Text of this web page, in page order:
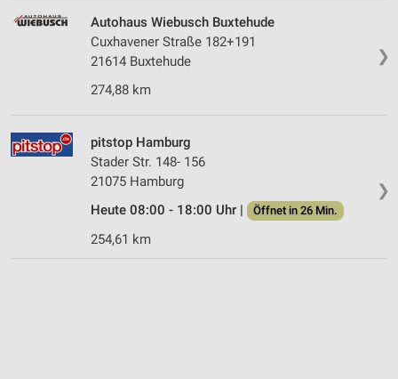
❯
Autohaus Wiebusch Buxtehude
Cuxhavener Straße 182+191
21614 Buxtehude
274,88 km
❯
pitstop Hamburg
Stader Str. 148- 156
21075 Hamburg
Heute 08:00 - 18:00 Uhr |
Öffnet in 26 Min.
254,61 km